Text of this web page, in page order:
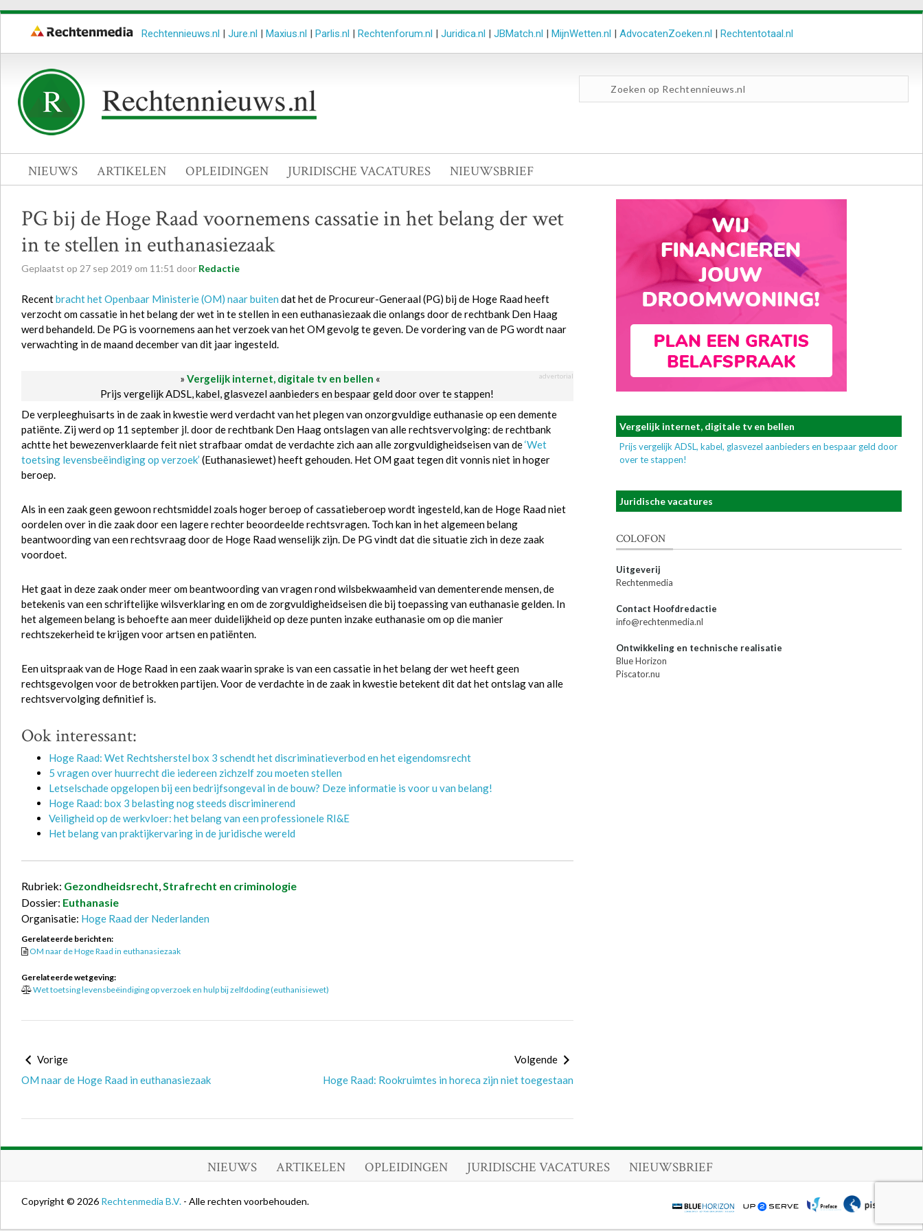
Rechtennieuws.nl | Jure.nl | Maxius.nl | Parlis.nl | Rechtenforum.nl | Juridica.nl | JBMatch.nl | MijnWetten.nl | AdvocatenZoeken.nl | Rechtentotaal.nl
NIEUWS ARTIKELEN OPLEIDINGEN JURIDISCHE VACATURES NIEUWSBRIEF
PG bij de Hoge Raad voornemens cassatie in het belang der wet
in te stellen in euthanasiezaak
Geplaatst op 27 sep 2019 om 11:51 door Redactie
Recentbracht het Openbaar Ministerie (OM) naar buiten dat het de Procureur-Generaal (PG) bij de Hoge Raad heeft
verzocht om cassatie in het belang der wet in te stellen in een euthanasiezaak die onlangs door de rechtbank Den Haag
werd behandeld. De PG is voornemens aan het verzoek van het OM gevolg te geven. De vordering van de PG wordt naar
verwachting in de maand december van dit jaar ingesteld.
» Vergelijk internet, digitale tv en bellen « advertorial
Prijs vergelijk ADSL, kabel, glasvezel aanbieders en bespaar geld door over te stappen!
De verpleeghuisarts in de zaak in kwestie werd verdacht van het plegen van onzorgvuldige euthanasie op een demente
patiënte. Zij werd op 11 september jl. door de rechtbank Den Haag ontslagen van alle rechtsvervolging: de rechtbank
achtte het bewezenverklaarde feit niet strafbaar omdat de verdachte zich aan alle zorgvuldigheidseisen van de‘Wet
toetsing levensbeëindiging op verzoek’ (Euthanasiewet) heeft gehouden. Het OM gaat tegen dit vonnis niet in hoger
beroep.
Als in een zaak geen gewoon rechtsmiddel zoals hoger beroep of cassatieberoep wordt ingesteld, kan de Hoge Raad niet
oordelen over in die zaak door een lagere rechter beoordeelde rechtsvragen. Toch kan in het algemeen belang
beantwoording van een rechtsvraag door de Hoge Raad wenselijk zijn. De PG vindt dat die situatie zich in deze zaak
voordoet.
Het gaat in deze zaak onder meer om beantwoording van vragen rond wilsbekwaamheid van dementerende mensen, de
betekenis van een schriftelijke wilsverklaring en om de zorgvuldigheidseisen die bij toepassing van euthanasie gelden. In
het algemeen belang is behoefte aan meer duidelijkheid op deze punten inzake euthanasie om op die manier
rechtszekerheid te krijgen voor artsen en patiënten.
Een uitspraak van de Hoge Raad in een zaak waarin sprake is van een cassatie in het belang der wet heeft geen
rechtsgevolgen voor de betrokken partijen. Voor de verdachte in de zaak in kwestie betekent dit dat het ontslag van alle
rechtsvervolging definitief is.
Ook interessant:
Hoge Raad: Wet Rechtsherstel box 3 schendt het discriminatieverbod en het eigendomsrecht
5 vragen over huurrecht die iedereen zichzelf zou moeten stellen
Letselschade opgelopen bij een bedrijfsongeval in de bouw? Deze informatie is voor u van belang!
Hoge Raad: box 3 belasting nog steeds discriminerend
Veiligheid op de werkvloer: het belang van een professionele RI&E
Het belang van praktijkervaring in de juridische wereld
Rubriek: Gezondheidsrecht,Strafrecht en criminologie
Dossier: Euthanasie
Organisatie: Hoge Raad der Nederlanden
Gerelateerde berichten:
OM naar de Hoge Raad in euthanasiezaak
Gerelateerde wetgeving:
Wet toetsing levensbeëindiging op verzoek en hulp bij zelfdoding (euthanisiewet)
Vorige
OM naar de Hoge Raad in euthanasiezaak
Volgende
Hoge Raad: Rookruimtes in horeca zijn niet toegestaan
Vergelijk internet, digitale tv en bellen
Prijs vergelijk ADSL, kabel, glasvezel aanbieders en bespaar geld door
over te stappen!
Juridische vacatures
COLOFON
Uitgeverij
Rechtenmedia
Contact Hoofdredactie
info@rechtenmedia.nl
Ontwikkeling en technische realisatie
Blue Horizon
Piscator.nu
NIEUWS ARTIKELEN OPLEIDINGEN JURIDISCHE VACATURES NIEUWSBRIEF
Copyright © 2026 Rechtenmedia B.V. - Alle rechten voorbehouden.